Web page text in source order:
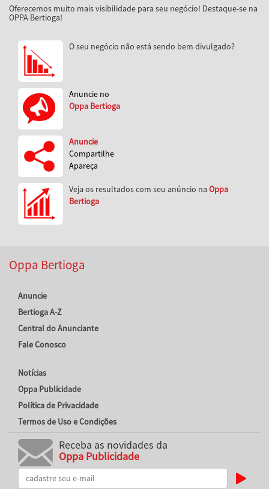
Oferecemos muito mais visibilidade para seu negócio! Destaque-se na
OPPA Bertioga!
O seu negócio não está sendo bem divulgado?
Anuncie no
Oppa Bertioga
Anuncie
Compartilhe
Apareça
Veja os resultados com seu anúncio na Oppa
Bertioga
Oppa Bertioga
Anuncie
Bertioga A-Z
Central do Anunciante
Fale Conosco
Notícias
Oppa Publicidade
Política de Privacidade
Termos de Uso e Condições
Receba as novidades da
Oppa Publicidade